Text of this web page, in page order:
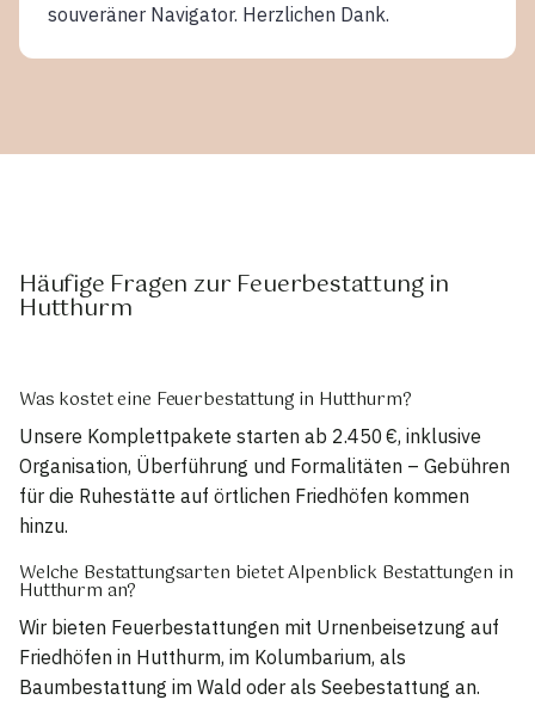
souveräner Navigator. Herzlichen Dank.
Häufige Fragen zur Feuerbestattung in
Hutthurm
Was kostet eine Feuerbestattung in Hutthurm?
Unsere Komplettpakete starten ab 2.450 €, inklusive
Organisation, Überführung und Formalitäten – Gebühren
für die Ruhestätte auf örtlichen Friedhöfen kommen
hinzu.
Welche Bestattungsarten bietet Alpenblick Bestattungen in
Hutthurm an?
Wir bieten Feuerbestattungen mit Urnenbeisetzung auf
Friedhöfen in Hutthurm, im Kolumbarium, als
Baumbestattung im Wald oder als Seebestattung an.